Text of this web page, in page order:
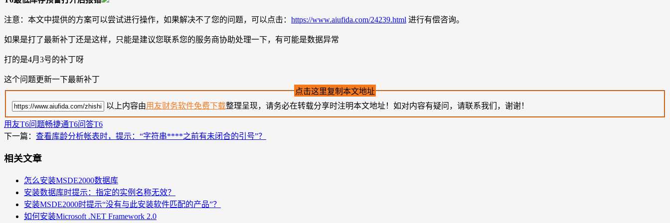
注意：本文中提供的方案可以尝试进行操作，如果解决不了您的问题，可以点击： https://www.aiufida.com/24239.html 进行有偿咨询。
如果是打了最新补丁还是这样，只能是建议您联系您的服务商协助处理一下，有可能是数据异常
打的是4月3号的补丁呀
这个问题更新一下最新补丁
点击这里复制本文地址
以上内容由用友财务软件免费下载整理呈现，请务必在转载分享时注明本文地址！如对内容有疑问，请联系我们，谢谢！
用友T6问题畅捷通T6问答T6
下一篇： 查看库龄分析帐表时，提示：“字符串****之前有未闭合的引号”？
相关文章
怎么安装MSDE2000数据库
安装数据库时提示：指定的实例名称无效？
安装MSDE2000时提示“没有与此安装软件匹配的产品”？
如何安装Microsoft .NET Framework 2.0